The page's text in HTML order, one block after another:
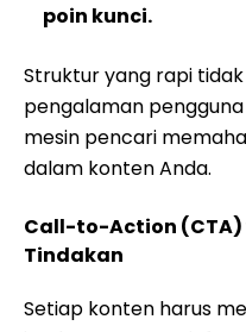
poin kunci.
Struktur yang rapi
pengalaman
mesin pencari
dalam konten Anda.
Call-to-Action (CTA)
Tindakan
Setiap konten harus